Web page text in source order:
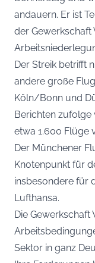
andauern. Er ist
der Gewerkschaft
Der Streik betrifft
andere große
Köln/Bonn und
Berichten zufolge
etwa 1.600 Flüge
Der Münchener
Knotenpunkt für
insbesondere für
Lufthansa.
Die Gewerkschaft
Sektor in ganz